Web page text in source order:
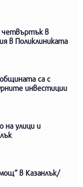
четвъртък в
в Поликлиниката
са с
инвестиции
на улици и
в Казанлък/